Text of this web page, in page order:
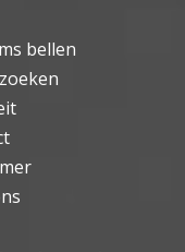
bellen